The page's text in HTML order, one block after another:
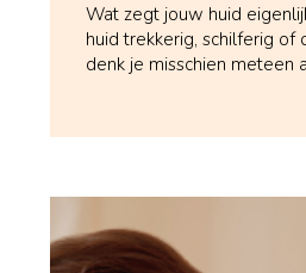
Wat zegt jouw huid
huid trekkerig, schilferig of
denk je misschien meteen